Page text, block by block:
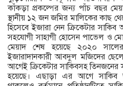
কাঁকড়া প্রকল্পের জন্য পাঁচ বছর
স্থানীয় ১২ জন জমির মালিকের কাছ
হিসেবে ইজারা নেন ক্রিকেটার
সহযোগী সাহাগী হোসেন পাভেল ও
মেয়াদ শেষ হয়েছে ২০২০
ইজারাদানকারী আবদুল মজিদের
আগেই ক্রিকেটার সাকিবসহ তিনজনের
হয়েছে। এছাড়া এর আগে সাকিব